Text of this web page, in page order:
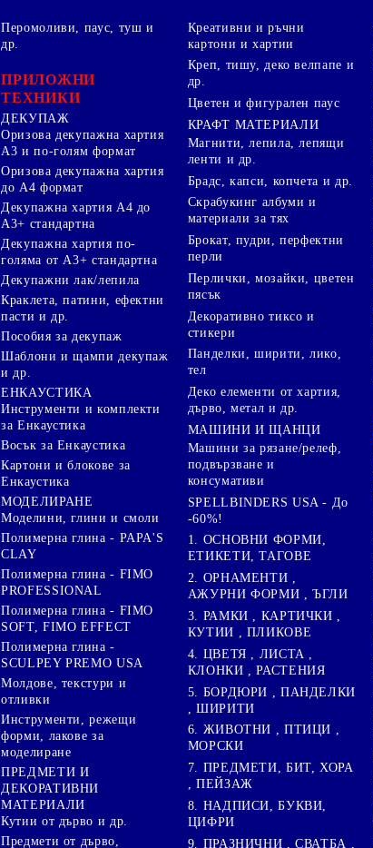
Перомоливи, паус, туш и
др.
ПРИЛОЖНИ
ТЕХНИКИ
ДЕКУПАЖ
Оризова декупажна хартия
А3 и по-голям формат
Оризова декупажна хартия
до А4 формат
Декупажна хартия А4 до
А3+ стандартна
Декупажна хартия по-
голяма от А3+ стандартна
Декупажни лак/лепила
Краклета, патини, ефектни
пасти и др.
Пособия за декупаж
Шаблони и щампи декупаж
и др.
ЕНКАУСТИКА
Инструменти и комплекти
за Енкаустика
Восък за Енкаустика
Картони и блокове за
Енкаустика
МОДЕЛИРАНЕ
Моделини, глини и смоли
Полимерна глина - PAPA'S
CLAY
Полимерна глина - FIMO
PROFESSIONAL
Полимерна глина - FIMO
SOFT, FIMO EFFECT
Полимерна глина -
SCULPEY PREMO USA
Молдове, текстури и
отливки
Инструменти, режещи
форми, лакове за
моделиране
ПРЕДМЕТИ И
ДЕКОРАТИВНИ
МАТЕРИАЛИ
Кутии от дърво и др.
Предмети от дърво,
Креативни и ръчни
картони и хартии
Креп, тишу, деко велпапе и
др.
Цветен и фигурален паус
КРАФТ МАТЕРИАЛИ
Магнити, лепила, лепящи
ленти и др.
Брадс, капси, копчета и др.
Скрабукинг албуми и
материали за тях
Брокат, пудри, перфектни
перли
Перлички, мозайки, цветен
пясък
Декоративно тиксо и
стикери
Панделки, ширити, лико,
тел
Деко елементи от хартия,
дърво, метал и др.
МАШИНИ И ЩАНЦИ
Машини за рязане/релеф,
подвързване и
консумативи
SPELLBINDERS USA - До
-60%!
1. ОСНОВНИ ФОРМИ,
ЕТИКЕТИ, ТАГОВЕ
2. ОРНАМЕНТИ ,
АЖУРНИ ФОРМИ , ЪГЛИ
3. РАМКИ , КАРТИЧКИ ,
КУТИИ , ПЛИКОВЕ
4. ЦВЕТЯ , ЛИСТА ,
КЛОНКИ , РАСТЕНИЯ
5. БОРДЮРИ , ПАНДЕЛКИ
, ШИРИТИ
6. ЖИВОТНИ , ПТИЦИ ,
МОРСКИ
7. ПРЕДМЕТИ, БИТ, ХОРА
, ПЕЙЗАЖ
8. НАДПИСИ, БУКВИ,
ЦИФРИ
9. ПРАЗНИЧНИ , СВАТБА ,